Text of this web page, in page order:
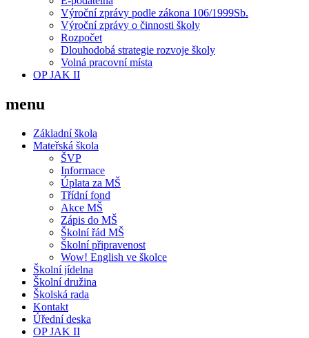
Výroční zprávy podle zákona 106/1999Sb.
Výroční zprávy o činnosti školy
Rozpočet
Dlouhodobá strategie rozvoje školy
Volná pracovní místa
OP JAK II
menu
Základní škola
Mateřská škola
ŠVP
Informace
Úplata za MŠ
Třídní fond
Akce MŠ
Zápis do MŠ
Školní řád MŠ
Školní připravenost
Wow! English ve školce
Školní jídelna
Školní družina
Školská rada
Kontakt
Úřední deska
OP JAK II